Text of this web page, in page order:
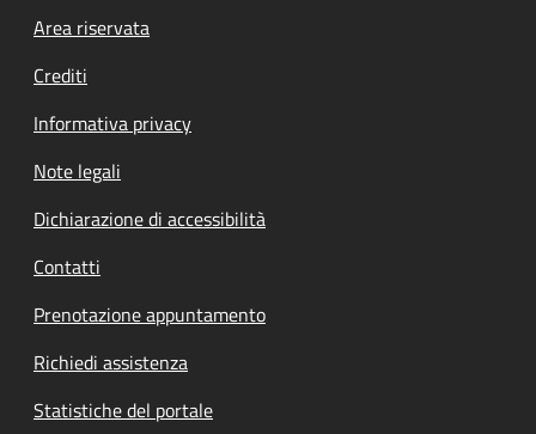
Footer menu
Area riservata
Crediti
Informativa privacy
Note legali
Dichiarazione di accessibilità
Contatti
Prenotazione appuntamento
Richiedi assistenza
Statistiche del portale